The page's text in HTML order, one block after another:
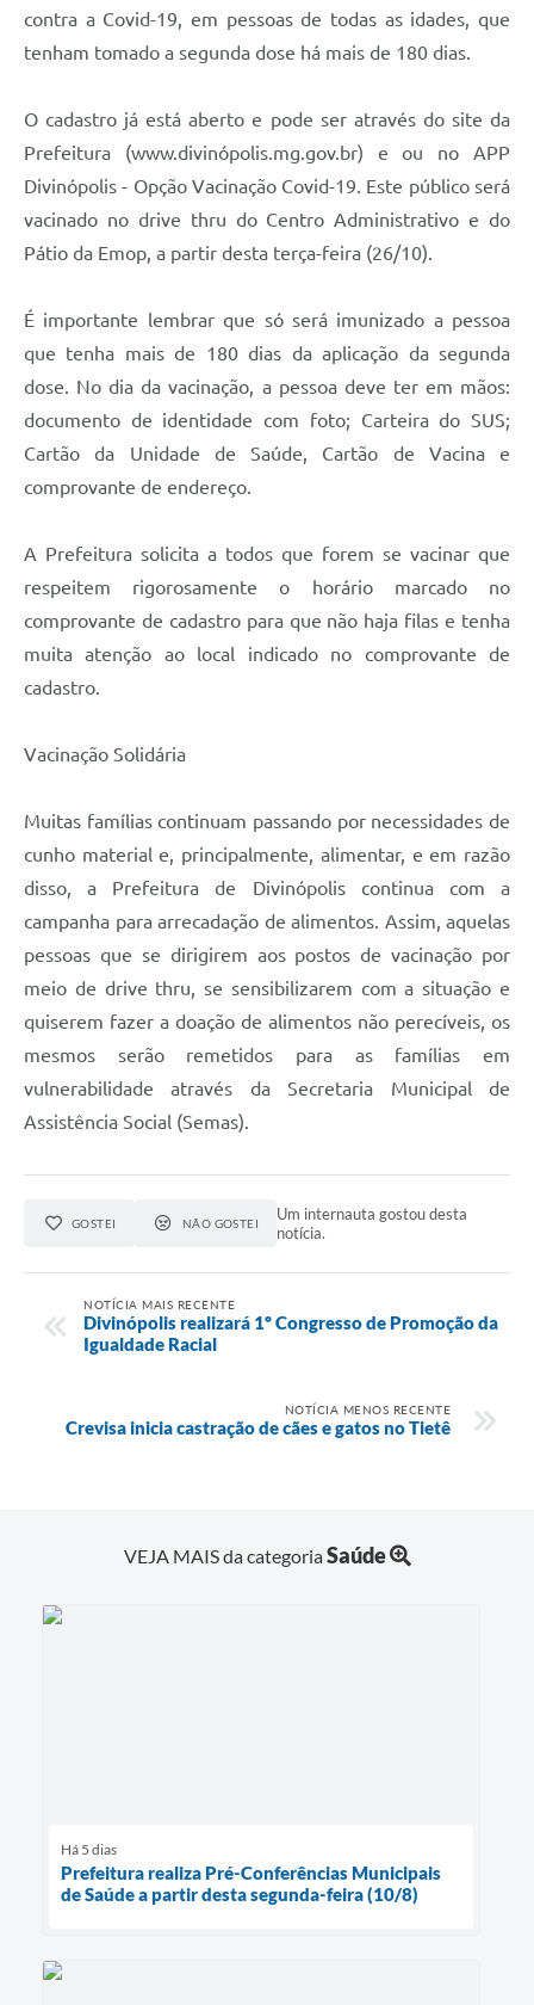
contra a Covid-19, em pessoas de todas as idades, que
tenham tomado a segunda dose há mais de 180 dias.
O cadastro já está aberto e pode ser através do site da
Prefeitura (www.divinópolis.mg.gov.br) e ou no APP
Divinópolis - Opção Vacinação Covid-19. Este público será
vacinado no drive thru do Centro Administrativo e do
Pátio da Emop, a partir desta terça-feira (26/10).
É importante lembrar que só será imunizado a pessoa
que tenha mais de 180 dias da aplicação da segunda
dose. No dia da vacinação, a pessoa deve ter em mãos:
documento de identidade com foto; Carteira do SUS;
Cartão da Unidade de Saúde, Cartão de Vacina e
comprovante de endereço.
A Prefeitura solicita a todos que forem se vacinar que
respeitem rigorosamente o horário marcado no
comprovante de cadastro para que não haja filas e tenha
muita atenção ao local indicado no comprovante de
cadastro.
Vacinação Solidária
Muitas famílias continuam passando por necessidades de
cunho material e, principalmente, alimentar, e em razão
disso, a Prefeitura de Divinópolis continua com a
campanha para arrecadação de alimentos. Assim, aquelas
pessoas que se dirigirem aos postos de vacinação por
meio de drive thru, se sensibilizarem com a situação e
quiserem fazer a doação de alimentos não perecíveis, os
mesmos serão remetidos para as famílias em
vulnerabilidade através da Secretaria Municipal de
Assistência Social (Semas).
GOSTEI NÃO GOSTEI
Um internauta gostou desta
notícia.
NOTÍCIA MAIS RECENTE
Divinópolis realizará 1º Congresso de Promoção da
Igualdade Racial
NOTÍCIA MENOS RECENTE
Crevisa inicia castração de cães e gatos no Tietê
VEJA MAIS da categoriaSaúde
Há 5 dias
Prefeitura realiza Pré-Conferências Municipais
de Saúde a partir desta segunda-feira (10/8)